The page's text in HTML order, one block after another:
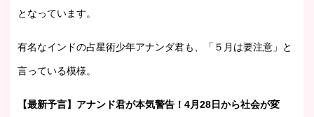
となっています。
有名なインドの占星術少年アナンダ君も、「５月は要注意」と
言っている模様。
【最新予言】アナンド君が本気警告！4月28日から社会が変